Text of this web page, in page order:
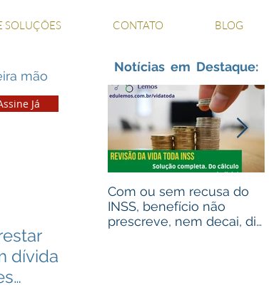
SOLUÇÕES CONTATO BLOG
Já
mão
dívida
Notícias em Destaque:
Com ou sem recusa do
INSS, benefício não
prescreve, nem decai, diz